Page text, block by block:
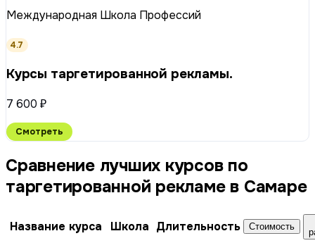
Международная Школа Профессий
4.7
Курсы таргетированной рекламы.
7 600 ₽
Смотреть
Сравнение лучших курсов по
таргетированной рекламе в Самаре
Название курса Школа Длительность Стоимость